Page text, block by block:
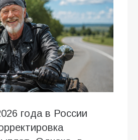
года в России